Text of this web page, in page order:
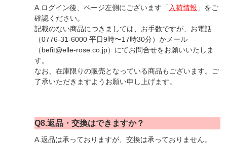
A.ログイン後、ページ左側にございます 「 入荷情報 」 をご
確認ください。
記載のない商品につきましては、お手数ですが、お電話
（0776-31-6000 平日9時〜17時30分）かメール
（befit@elle-rose.co.jp）にてお問合せをお願いいたしま
す。
なお、在庫限りの販売となっている商品もございます。ご
了承いただきますようお願い申し上げます。
Q8.返品・交換はできますか？
A.返品は承っておりますが、交換は承っておりません。